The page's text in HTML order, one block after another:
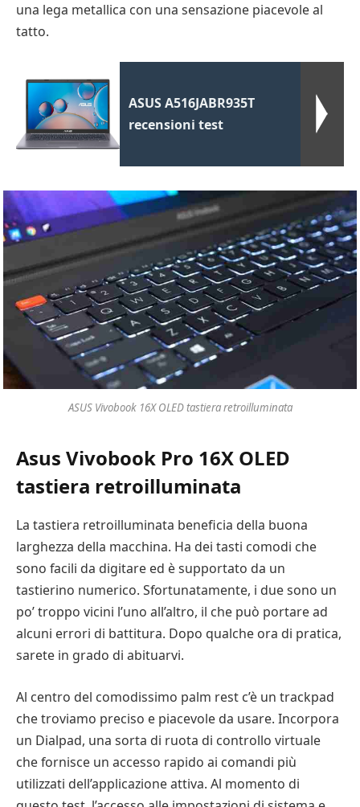
una lega metallica con una sensazione piacevole al
tatto.
ASUS A516JABR935T
recensioni test
ASUS Vivobook 16X OLED tastiera retroilluminata
Asus Vivobook Pro 16X OLED
tastiera retroilluminata
La tastiera retroilluminata beneficia della buona
larghezza della macchina. Ha dei tasti comodi che
sono facili da digitare ed è supportato da un
tastierino numerico. Sfortunatamente, i due sono un
po’ troppo vicini l’uno all’altro, il che può portare ad
alcuni errori di battitura. Dopo qualche ora di pratica,
sarete in grado di abituarvi.
Al centro del comodissimo palm rest c’è un trackpad
che troviamo preciso e piacevole da usare. Incorpora
un Dialpad, una sorta di ruota di controllo virtuale
che fornisce un accesso rapido ai comandi più
utilizzati dell’applicazione attiva. Al momento di